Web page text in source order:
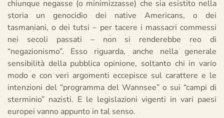
chiunque negasse (o minimizzasse) che sia esistito nella
storia un genocidio dei native Americans, o dei
tasmaniani, o dei tutsi – per tacere i massacri commessi
nei secoli passati – non si renderebbe reo di
“negazionismo”. Esso riguarda, anche nella generale
sensibilità della pubblica opinione, soltanto chi in vario
modo e con veri argomenti eccepisce sul carattere e le
intenzioni del “programma del Wannsee” o sui “campi di
sterminio” nazisti. E le legislazioni vigenti in vari paesi
europei vanno appunto in tal senso.